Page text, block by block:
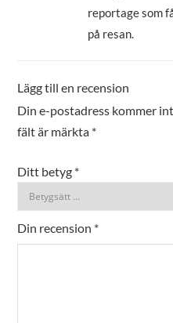
reportage som
på resan.
Lägg till en recension
Din e-postadress kommer
fält är märkta *
Ditt betyg *
Din recension *